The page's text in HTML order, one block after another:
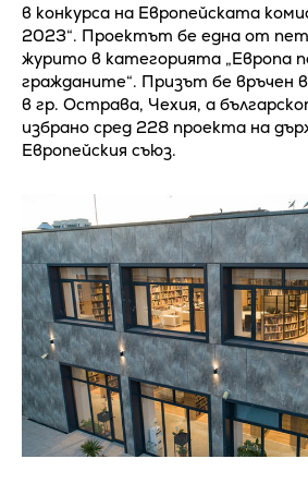
в конкурса на Европейската
2023“. Проектът бе една от
журито в категорията „Европа
гражданите“. Призът бе връчен
в гр. Острава, Чехия, а
избрано сред 228 проекта на
Европейския съюз.